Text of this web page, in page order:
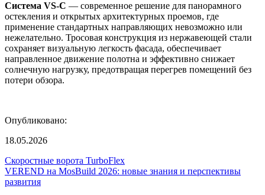
Система VS-C — современное решение для панорамного
остекления и открытых архитектурных проемов, где
применение стандартных направляющих невозможно или
нежелательно. Тросовая конструкция из нержавеющей стали
сохраняет визуальную легкость фасада, обеспечивает
направленное движение полотна и эффективно снижает
солнечную нагрузку, предотвращая перегрев помещений без
потери обзора.
Опубликовано:
18.05.2026
Скоростные ворота TurboFlex
VEREND на MosBuild 2026: новые знания и перспективы
развития